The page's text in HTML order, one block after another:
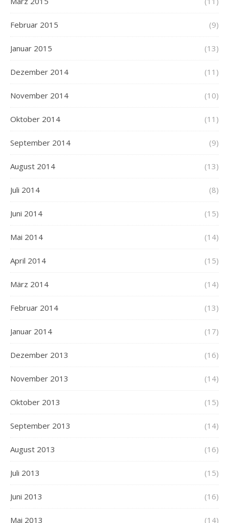
Februar 2015 (9)
Januar 2015 (13)
Dezember 2014 (11)
November 2014 (10)
Oktober 2014 (11)
September 2014 (9)
August 2014 (13)
Juli 2014 (8)
Juni 2014 (15)
Mai 2014 (14)
April 2014 (15)
März 2014 (14)
Februar 2014 (13)
Januar 2014 (17)
Dezember 2013 (16)
November 2013 (14)
Oktober 2013 (15)
September 2013 (14)
August 2013 (16)
Juli 2013 (15)
Juni 2013 (16)
Mai 2013 (14)